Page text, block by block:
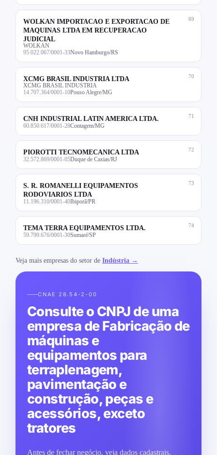
69
WOLKAN IMPORTACAO E EXPORTACAO DE
MAQUINAS LTDA EM RECUPERACAO
JUDICIAL
WOLKAN
95.022.067/0001-33Novo Hamburgo/RS
70
XCMG BRASIL INDUSTRIA LTDA
XCMG BRASIL INDUSTRIA
14.707.364/0001-10Pouso Alegre/MG
71
CNH INDUSTRIAL LATIN AMERICA LTDA.
60.850.617/0001-28Contagem/MG
72
PIOROTTI TECNOMECANICA LTDA
32.572.869/0001-05Duque de Caxias/RJ
73
S. R. ROMANELLI EQUIPAMENTOS
RODOVIARIOS LTDA
11.196.310/0001-40Ibiporã/PR
74
TEMA TERRA EQUIPAMENTOS LTDA.
59.799.676/0001-30Sumaré/SP
Veja mais empresas do setor de Indústria →
CNAE 28.54-2-00
Consulte o CNPJ de uma
empresa de Fabricação de
máquinas e
equipamentos para
terraplenagem,
pavimentação e
construção, peças e
acessórios, exceto
tratores
Antes de fechar negócio, veja dados cadastrais,